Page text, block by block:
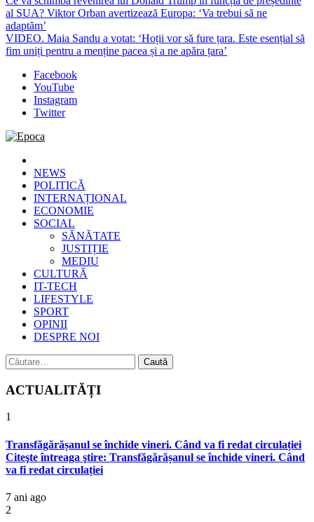
al SUA? Viktor Orban avertizează Europa: ‘Va trebui să ne
adaptăm’
VIDEO. Maia Sandu a votat: ‘Hoții vor să fure țara. Este esențial să
fim uniți pentru a menține pacea și a ne apăra țara’
Facebook
YouTube
Instagram
Twitter
Epoca
Cele mai noi știri online din România
NEWS
POLITICĂ
INTERNAȚIONAL
ECONOMIE
SOCIAL
SĂNĂTATE
JUSTIȚIE
MEDIU
CULTURĂ
IT-TECH
LIFESTYLE
SPORT
OPINII
DESPRE NOI
Caută
după:
ACTUALITĂȚI
1
Transfăgărășanul se închide vineri. Când va fi redat circulației
Citeşte întreaga ştire: Transfăgărășanul se închide vineri. Când
va fi redat circulației
7 ani ago
2